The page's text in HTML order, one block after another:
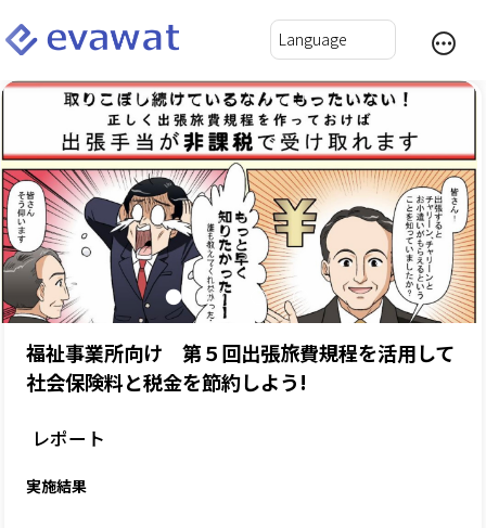
福祉事業所向け 第５回出張旅費規程を活用して
社会保険料と税金を節約しよう!
レポート
実施結果